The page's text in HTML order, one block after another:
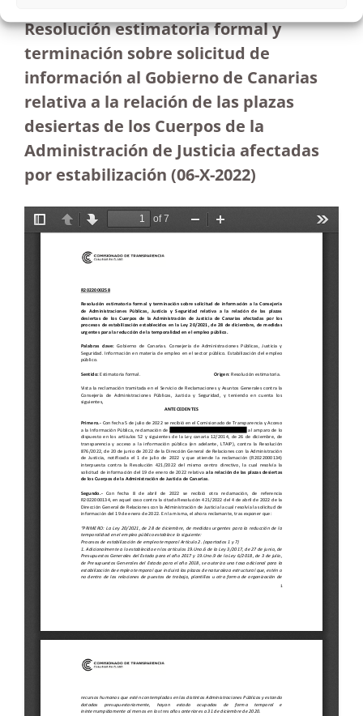
Resolución estimatoria formal y
terminación sobre solicitud de
información al Gobierno de Canarias
relativa a la relación de las plazas
desiertas de los Cuerpos de la
Administración de Justicia afectadas
por estabilización (06-X-2022)